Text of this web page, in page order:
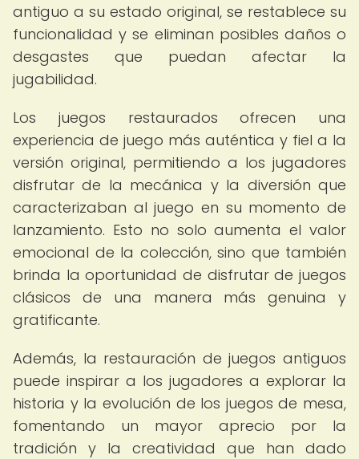
antiguo a su estado original, se restablece su
funcionalidad y se eliminan posibles daños o
desgastes que puedan afectar la
jugabilidad.
Los juegos restaurados ofrecen una
experiencia de juego más auténtica y fiel a la
versión original, permitiendo a los jugadores
disfrutar de la mecánica y la diversión que
caracterizaban al juego en su momento de
lanzamiento. Esto no solo aumenta el valor
emocional de la colección, sino que también
brinda la oportunidad de disfrutar de juegos
clásicos de una manera más genuina y
gratificante.
Además, la restauración de juegos antiguos
puede inspirar a los jugadores a explorar la
historia y la evolución de los juegos de mesa,
fomentando un mayor aprecio por la
tradición y la creatividad que han dado